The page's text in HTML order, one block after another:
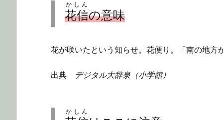
花信
かしん
の意味
花が咲いたという知らせ。花便り。「南の地方
出典 デジタル大辞泉（小学館）
かしん